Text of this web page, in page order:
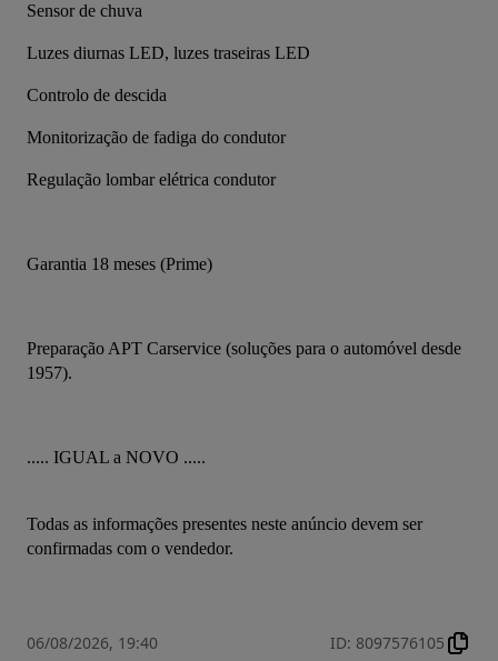
Sensor de chuva
Luzes diurnas LED, luzes traseiras LED
Controlo de descida
Monitorização de fadiga do condutor
Regulação lombar elétrica condutor
Garantia 18 meses (Prime)
Preparação APT Carservice (soluções para o automóvel desde
1957).
..... IGUAL a NOVO .....
Todas as informações presentes neste anúncio devem ser
confirmadas com o vendedor.
06/08/2026, 19:40 ID: 8097576105